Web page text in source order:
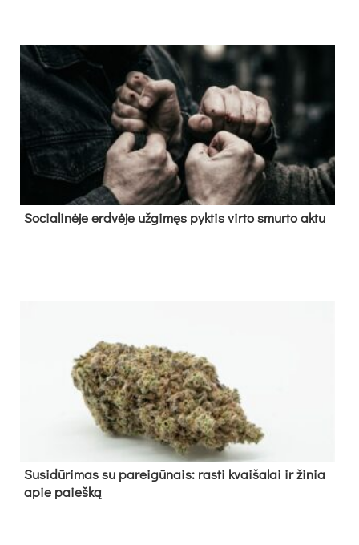
So­cia­li­nė­je erd­vė­je už­gi­męs pyk­tis vir­to smur­to ak­tu
Su­si­dū­ri­mas su pa­rei­gū­nais: ras­ti kvai­ša­lai ir ži­nia
apie paieš­ką